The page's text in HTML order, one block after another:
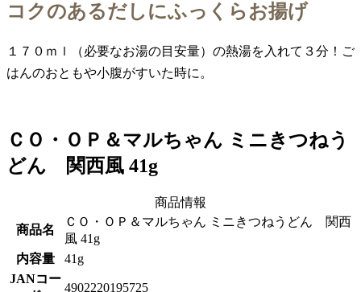
コクのあるだしにふっくらお揚げ
１７０ｍｌ（必要なお湯の目安量）の熱湯を入れて３分！ご
はんのおともや小腹がすいた時に。
ＣＯ・ＯＰ＆マルちゃん ミニきつねう
どん 関西風 41g
商品情報
商品名
ＣＯ・ＯＰ＆マルちゃん ミニきつねうどん 関西
風 41g
内容量
41g
JANコー
4902220195725